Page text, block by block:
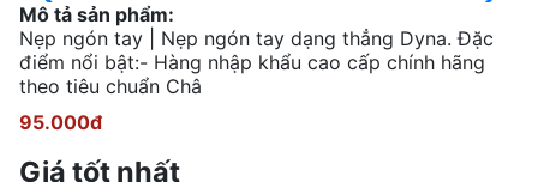
Mô tả sản phẩm:
Nẹp ngón tay | Nẹp ngón tay dạng thẳng Dyna. Đặc
điểm nổi bật:- Hàng nhập khẩu cao cấp chính hãng
theo tiêu chuẩn Châ
95.000đ
Giá tốt nhất